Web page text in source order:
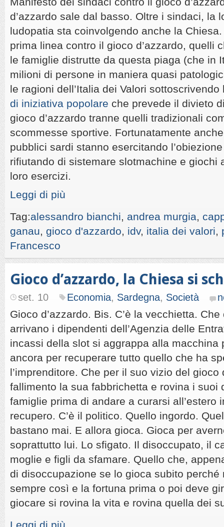
d’azzardo sale dal basso. Oltre i sindaci, la
ludopatia sta coinvolgendo anche la
prima linea contro il gioco d’azzardo, quelli
le famiglie distrutte da questa piaga (che in
milioni di persone in maniera quasi
le ragioni dell’Italia dei Valori
di iniziativa popolare che prevede il divieto
gioco d’azzardo tranne quelli tradizionali
scommesse sportive. Fortunatamente
pubblici sardi stanno esercitando
rifiutando di sistemare slotmachine e giochi
loro esercizi.
Leggi di più
Tag:alessandro bianchi, andrea murgia,
ganau, gioco d'azzardo, idv, italia dei valori,
Francesco
Gioco d’azzardo, la Chiesa si
set. 10 Economia, Sardegna, Società
Gioco d’azzardo. Bis. C’è la vecchietta. Che
arrivano i dipendenti dell’Agenzia delle
incassi della slot si aggrappa alla macchina
ancora per recuperare tutto quello che ha
l’imprenditore. Che per il suo vizio del gioco
fallimento la sua fabbrichetta e rovina i suoi
famiglie prima di andare a curarsi all’estero
recupero. C’è il politico. Quello ingordo.
bastano mai. E allora gioca. Gioca per
soprattutto lui. Lo sfigato. Il disoccupato, il
moglie e figli da sfamare. Quello che,
di disoccupazione se lo gioca subito perché
sempre così e la fortuna prima o poi deve
giocare si rovina la vita e rovina quella dei